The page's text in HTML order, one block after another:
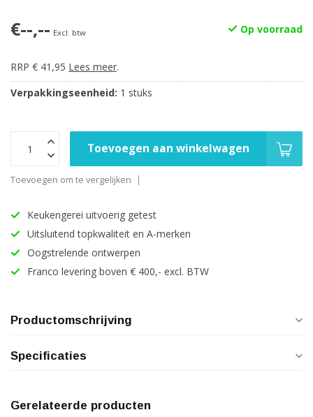
€--,-- Excl. btw Op voorraad
RRP € 41,95 Lees meer.
Verpakkingseenheid: 1 stuks
Toevoegen aan winkelwagen
Toevoegen om te vergelijken
Keukengerei uitvoerig getest
Uitsluitend topkwaliteit en A-merken
Oogstrelende ontwerpen
Franco levering boven € 400,- excl. BTW
Productomschrijving
Specificaties
Gerelateerde producten